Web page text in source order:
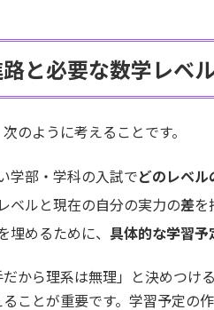
と必要な数学レベ
のように考えることです。
学部・学科の入試でどのレベル
ベルと現在の自分の実力の差を
埋めるために、 具体的な学習予
だから理系は無理」と決めつ
ことが重要です。学習予定の